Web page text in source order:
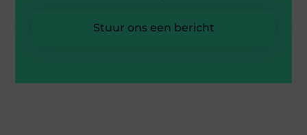
Stuur ons een bericht